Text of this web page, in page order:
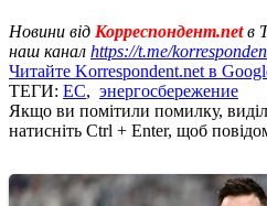
Новини від Корреспондент.netв
наш канал https://t.me/
Читайте Korrespondent.net в
ТЕГИ: ЕС, энергосбережение
Якщо ви помітили помилку,
натисніть Ctrl + Enter, щоб